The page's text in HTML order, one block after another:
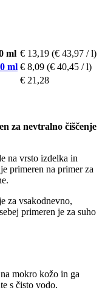
ml € 13,19 (€ 43,97 / l)
ml € 8,09 (€ 40,45 / l)
€ 21,28
za nevtralno čiščenje
na vrsto izdelka in
primeren na primer za
za vsakodnevno,
primeren je za suho
mokro kožo in ga
s čisto vodo.